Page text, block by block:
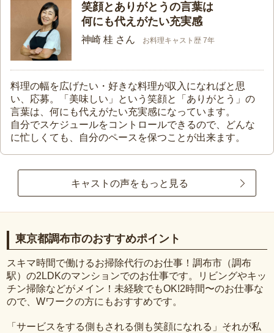
笑顔とありがとうの言葉は
何にも代えがたい充実感
神崎 桂 さん お料理キャスト歴 7年
料理の幅を広げたい・好きな料理が収入になればと思
い、応募。「美味しい」という笑顔と「ありがとう」の
言葉は、何にも代えがたい充実感になっています。
自分でスケジュールをコントロールできるので、どんな
に忙しくても、自分のペースを保つことが出来ます。
キャストの声をもっと見る
東京都調布市のおすすめポイント
スキマ時間で働けるお掃除代行のお仕事！調布市（調布
駅）の2LDKのマンションでのお仕事です。リビングやキッ
チン掃除などがメイン！未経験でもOK!2時間〜のお仕事な
ので、Wワークの方にもおすすめです。
「サービスをする側もされる側も笑顔になれる」それが私